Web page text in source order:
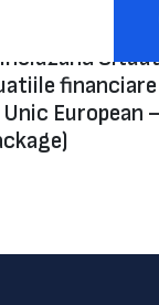
incluzand
European